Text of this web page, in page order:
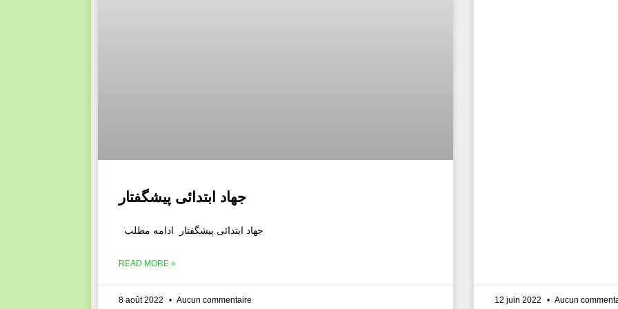
جهاد ابتدائی پیشگفتار
جهاد ابتدائی پیشگفتار ادامه مطلب
READ MORE »
8 août 2022 Aucun commentaire 12 juin 2022 Aucun